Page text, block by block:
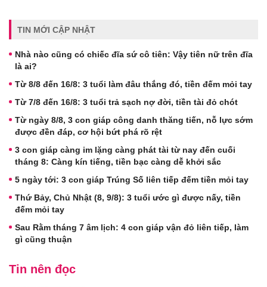
TIN MỚI CẬP NHẬT
Nhà nào cũng có chiếc đĩa sứ cô tiên: Vậy tiên nữ trên đĩa
là ai?
Từ 8/8 đến 16/8: 3 tuổi làm đâu thắng đó, tiền đếm mỏi tay
Từ 7/8 đến 16/8: 3 tuổi trả sạch nợ đời, tiền tài đỏ chót
Từ ngày 8/8, 3 con giáp công danh thăng tiến, nỗ lực sớm
được đền đáp, cơ hội bứt phá rõ rệt
3 con giáp càng im lặng càng phát tài từ nay đến cuối
tháng 8: Càng kín tiếng, tiền bạc càng dễ khởi sắc
5 ngày tới: 3 con giáp Trúng Số liên tiếp đếm tiền mỏi tay
Thứ Bảy, Chủ Nhật (8, 9/8): 3 tuổi ước gì được nấy, tiền
đếm mỏi tay
Sau Rằm tháng 7 âm lịch: 4 con giáp vận đỏ liên tiếp, làm
gì cũng thuận
Tin nên đọc